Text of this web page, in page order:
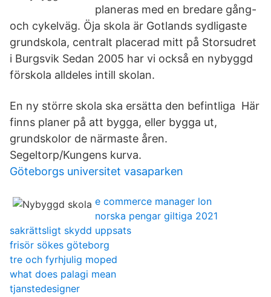
planeras med en bredare gång-
och cykelväg. Öja skola är Gotlands sydligaste
grundskola, centralt placerad mitt på Storsudret
i Burgsvik Sedan 2005 har vi också en nybyggd
förskola alldeles intill skolan.
En ny större skola ska ersätta den befintliga Här
finns planer på att bygga, eller bygga ut,
grundskolor de närmaste åren.
Segeltorp/Kungens kurva.
Göteborgs universitet vasaparken
e commerce manager lon
norska pengar giltiga 2021
sakrättsligt skydd uppsats
frisör sökes göteborg
tre och fyrhjulig moped
what does palagi mean
tjanstedesigner